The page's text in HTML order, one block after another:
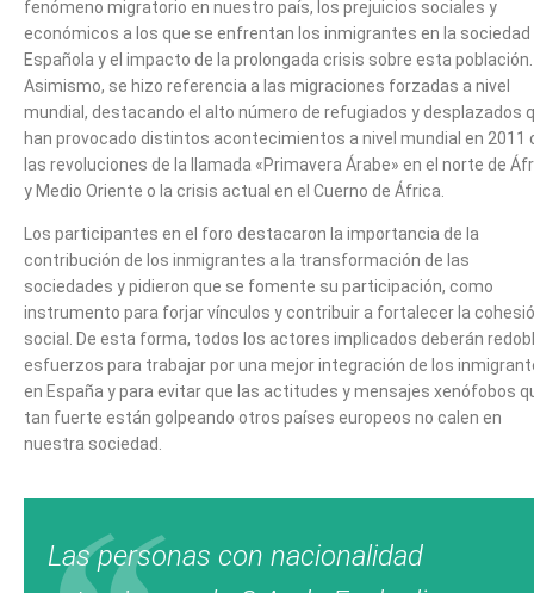
fenómeno migratorio en nuestro país, los prejuicios sociales y
económicos a los que se enfrentan los inmigrantes en la sociedad
Española y el impacto de la prolongada crisis sobre esta población.
Asimismo, se hizo referencia a las migraciones forzadas a nivel
mundial, destacando el alto número de refugiados y desplazados
han provocado distintos acontecimientos a nivel mundial en 2011
las revoluciones de la llamada «Primavera Árabe» en el norte de
y Medio Oriente o la crisis actual en el Cuerno de África.
Los participantes en el foro destacaron la importancia de la
contribución de los inmigrantes a la transformación de las
sociedades y pidieron que se fomente su participación, como
instrumento para forjar vínculos y contribuir a fortalecer la
social. De esta forma, todos los actores implicados deberán
esfuerzos para trabajar por una mejor integración de los
en España y para evitar que las actitudes y mensajes xenófobos
tan fuerte están golpeando otros países europeos no calen en
nuestra sociedad.
Las personas con nacionalidad